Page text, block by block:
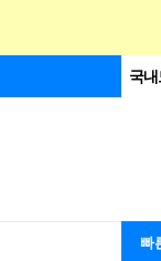
국내
빠